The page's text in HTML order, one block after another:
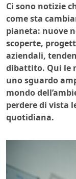
Ci sono notizie
come sta
pianeta: nuove
scoperte,
aziendali,
dibattito. Qui le
uno sguardo
mondo
perdere di vista
quotidiana.